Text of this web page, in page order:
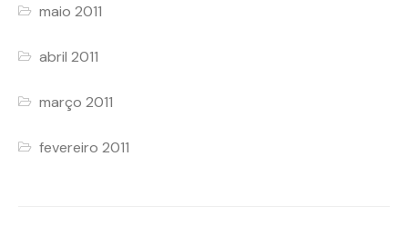
maio 2011
abril 2011
março 2011
fevereiro 2011